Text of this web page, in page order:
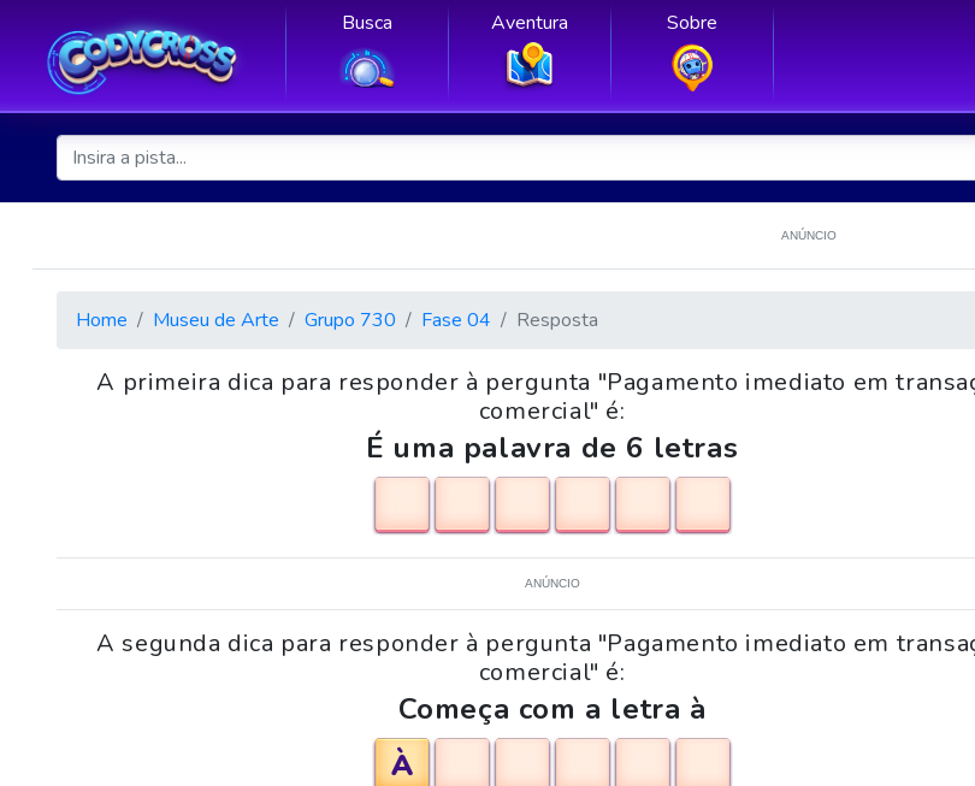
Busca Aventura Sobre
ANÚNCIO
Home Museu de Arte Grupo 730 Fase 04 Resposta
A primeira dica para responder à pergunta "Pagamento imediato em
comercial" é:
É uma palavra de 6 letras
ANÚNCIO
A segunda dica para responder à pergunta "Pagamento imediato em
comercial" é:
Começa com a letra à
À